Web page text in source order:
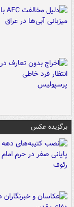
برگزیده عکس